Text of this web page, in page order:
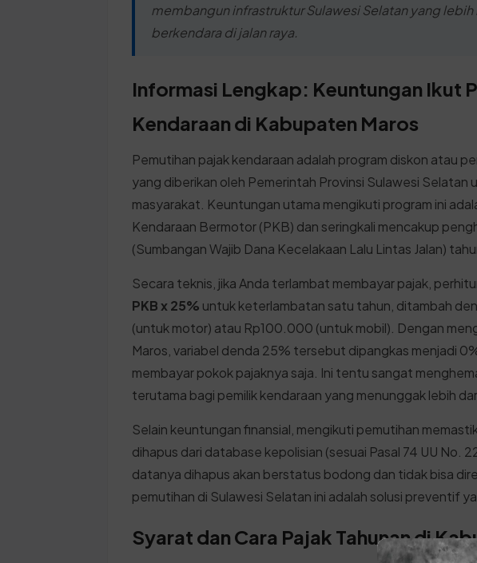
membangun infrastruktur Sulawesi Selatan yang
berkendara di jalan raya.
Informasi Lengkap: Keuntungan Ikut
Kendaraan di Kabupaten Maros
Pemutihan pajak kendaraan adalah program diskon atau
yang diberikan oleh Pemerintah Provinsi Sulawesi Selatan
masyarakat. Keuntungan utama mengikuti program ini
Kendaraan Bermotor (PKB) dan seringkali mencakup
(Sumbangan Wajib Dana Kecelakaan Lalu Lintas Jalan)
Secara teknis, jika Anda terlambat membayar pajak,
PKB x 25% untuk keterlambatan satu tahun, ditambah
(untuk motor) atau Rp100.000 (untuk mobil). Dengan
Maros, variabel denda 25% tersebut dipangkas menjadi
membayar pokok pajaknya saja. Ini tentu sangat
terutama bagi pemilik kendaraan yang menunggak lebih
Selain keuntungan finansial, mengikuti pemutihan
dihapus dari database kepolisian (sesuai Pasal 74 UU No.
datanya dihapus akan berstatus bodong dan tidak bisa
pemutihan di Sulawesi Selatan ini adalah solusi preventif
Syarat dan Cara Pajak Tahunan di